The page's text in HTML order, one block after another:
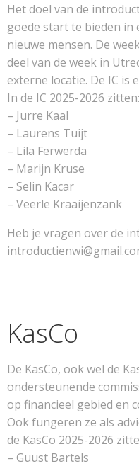
Het doel van de
goede start te bieden in
nieuwe mensen. De
deel van de week in
externe locatie. De IC is
In de IC 2025-2026 zitten:
– Jurre Kaal
– Laurens Tuijt
– Lila Ferwerda
– Marijn Kruse
– Selin Kacar
– Veerle Kraaijenzank
Heb je vragen over de
KasCo
De KasCo, ook wel de
ondersteunende
op financieel gebied en
Ook fungeren ze als
de KasCo 2025-2026
– Guust Bartels